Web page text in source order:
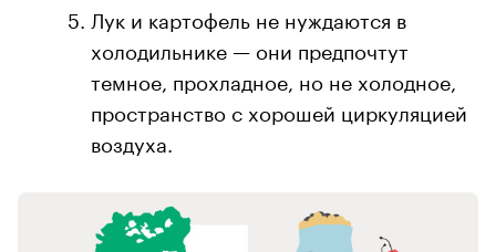
Лук и картофель не нуждаются в
холодильнике — они предпочтут
темное, прохладное, но не холодное,
пространство с хорошей циркуляцией
воздуха.